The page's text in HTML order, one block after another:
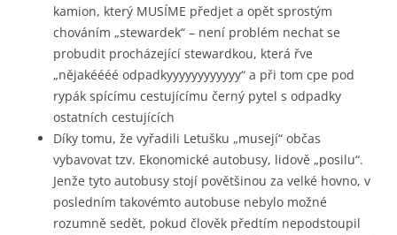
kamion, který MUSÍME předjet a opět sprostým
chováním „stewardek“ – není problém nechat se
probudit procházející stewardkou, která řve
„nějakéééé odpadkyyyyyyyyyyyy“ a při tom cpe pod
rypák spícímu cestujícímu černý pytel s odpadky
ostatních cestujících
Díky tomu, že vyřadili Letušku „musejí“ občas
vybavovat tzv. Ekonomické autobusy, lidově „posilu“.
Jenže tyto autobusy stojí povětšinou za velké hovno, v
posledním takovémto autobuse nebylo možné
rozumně sedět, pokud člověk předtím nepodstoupil